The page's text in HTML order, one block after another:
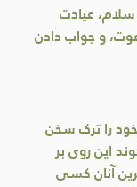
عیادت
و جواب دادن
را ترک سخن
اين روى بر
آنان كسى